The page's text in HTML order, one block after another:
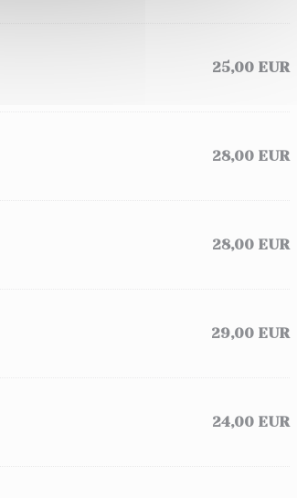
25,00 EUR
28,00 EUR
28,00 EUR
29,00 EUR
24,00 EUR